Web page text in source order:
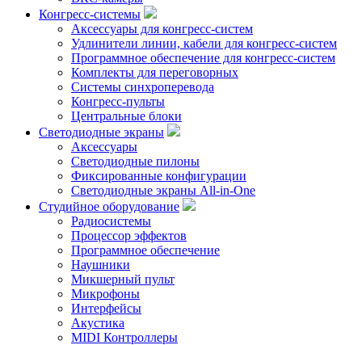
Конгресс-системы
Аксессуары для конгресс-систем
Удлинители линии, кабели для конгресс-систем
Программное обеспечение для конгресс-систем
Комплекты для переговорных
Системы синхроперевода
Конгресс-пульты
Центральные блоки
Светодиодные экраны
Аксессуары
Светодиодные пилоны
Фиксированные конфигурации
Светодиодные экраны All-in-One
Студийное оборудование
Радиосистемы
Процессор эффектов
Программное обеспечение
Наушники
Микшерный пульт
Микрофоны
Интерфейсы
Акустика
MIDI Контроллеры